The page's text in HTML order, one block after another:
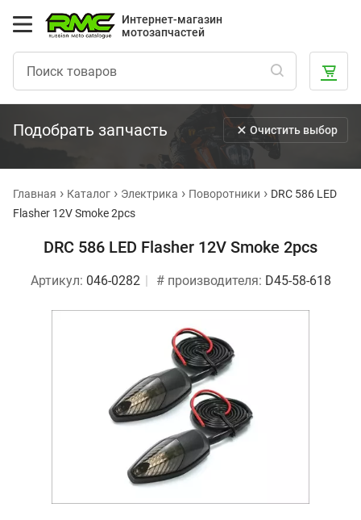
Интернет-магазин
мотозапчастей
Подобрать запчасть Очистить выбор
Главная Каталог Электрика Поворотники
DRC 586 LED
Flasher 12V Smoke 2pcs
DRC 586 LED Flasher 12V Smoke 2pcs
Артикул: 046-0282 # производителя: D45-58-618